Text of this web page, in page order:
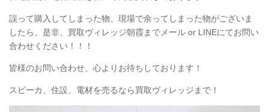
誤って購入してしまった物、現場で余ってしまった物がございま
したら、是非、買取ヴィレッジ朝霞までメール or LINEにてお問い
合わせください！！！
皆様のお問い合わせ、心よりお待ちしております！
スピーカ、住設、電材を売るなら買取ヴィレッジまで！